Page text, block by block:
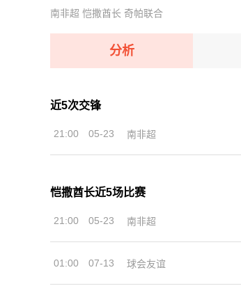
08-12 【亚冠二级】 阿卡达格
08-12 【欧女锦U16B级】 比利
08-12 【俄杯】 布鲁克男孩VS基
08-12 【俄杯】 伊热夫斯克VS米
08-12 【俄杯】 FC阿斯特拉罕
08-12 【欧女锦U16B级】 比利
08-12 【俄杯】 布鲁克男孩VS
南非超 恺撒酋长 奇帕联合
分析
近5次交锋
21:00 05-23 南非超
恺撒酋长近5场比赛
21:00 05-23 南非超
01:00 07-13 球会友谊